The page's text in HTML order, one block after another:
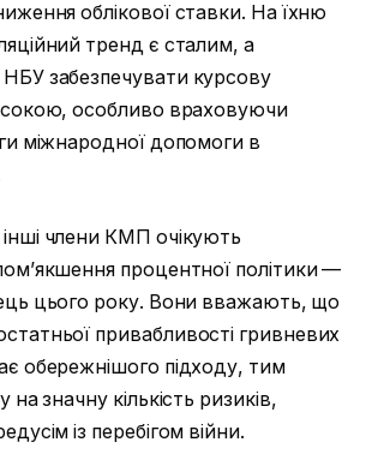
облікової ставки. На їхню
тренд є сталим, а
забезпечувати курсову
особливо враховуючи
міжнародної допомоги в
члени КМП очікують
процентної політики —
цього року. Вони вважають, що
привабливості гривневих
обережнішого підходу, тим
на значну кількість ризиків,
із перебігом війни.